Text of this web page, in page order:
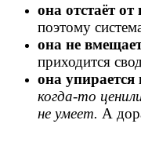
она отстаёт
поэтому
она не
приходится
она упирается
когда-то
не умеет. А